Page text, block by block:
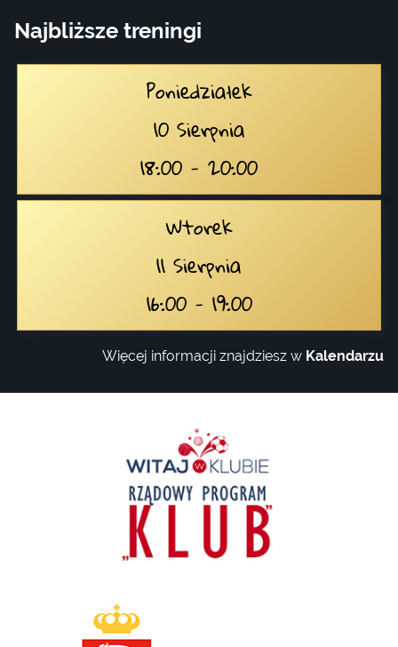
Najbliższe treningi
Poniedziałek
10 Sierpnia
18:00 - 20:00
Wtorek
11 Sierpnia
16:00 - 19:00
Więcej informacji znajdziesz w Kalendarzu